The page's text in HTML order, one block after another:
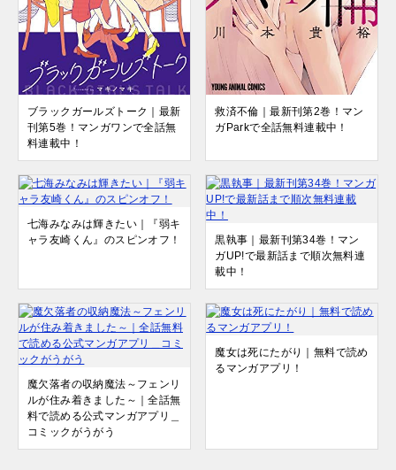
ブラックガールズトーク｜最新
刊第5巻！マンガワンで全話無
料連載中！
救済不倫｜最新刊第2巻！マン
ガParkで全話無料連載中！
七海みなみは輝きたい｜『弱キ
ャラ友崎くん』のスピンオフ！
黒執事｜最新刊第34巻！マン
ガUP!で最新話まで順次無料連
載中！
魔欠落者の収納魔法～フェンリ
ルが住み着きました～｜全話無
料で読める公式マンガアプリ＿
コミックがうがう
魔女は死にたがり｜無料で読め
るマンガアプリ！